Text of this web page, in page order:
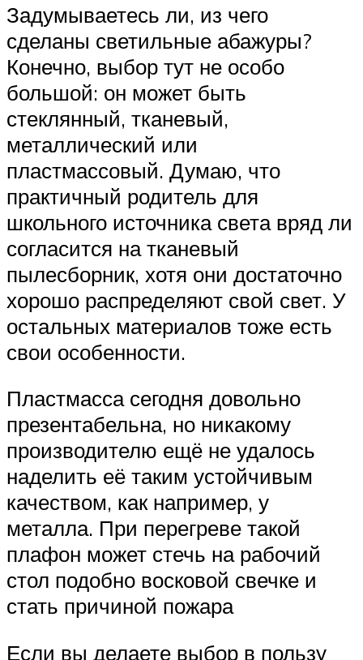
Задумываетесь ли, из чего
сделаны светильные абажуры?
Конечно, выбор тут не особо
большой: он может быть
стеклянный, тканевый,
металлический или
пластмассовый. Думаю, что
практичный родитель для
школьного источника света вряд ли
согласится на тканевый
пылесборник, хотя они достаточно
хорошо распределяют свой свет. У
остальных материалов тоже есть
свои особенности.
Пластмасса сегодня довольно
презентабельна, но никакому
производителю ещё не удалось
наделить её таким устойчивым
качеством, как например, у
металла. При перегреве такой
плафон может стечь на рабочий
стол подобно восковой свечке и
стать причиной пожара
Если вы делаете выбор в пользу